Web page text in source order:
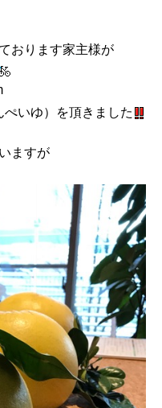
おります家主様が
ぺいゆ）を頂きました
ますが